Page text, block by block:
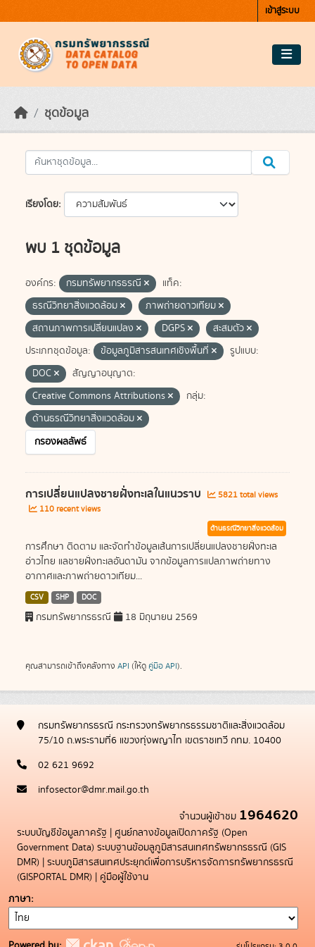
เข้าสู่ระบบ
ชุดข้อมูล
เรียงโดย
พบ 1 ชุดข้อมูล
องค์กร: กรมทรัพยากรธรณี
แท็ค:
ธรณีวิทยาสิ่งแวดล้อม
ภาพถ่ายดาวเทียม
สถานภาพการเปลี่ยนแปลง
DGPS
สะสมตัว
ประเภทชุดข้อมูล:
ข้อมูลภูมิสารสนเทศเชิงพื้นที่
รูปแบบ:
DOC
สัญญาอนุญาต:
Creative Commons Attributions
กลุ่ม:
ด้านธรณีวิทยาสิ่งแวดล้อม
กรองผลลัพธ์
การเปลี่ยนแปลงชายฝั่งทะเลในแนวราบ
5821 total views
110 recent views
ด้านธรณีวิทยาสิ่งแวดล้อม
การศึกษา ติดตาม และจัดทำข้อมูลเส้นการเปลี่ยนแปลงชายฝั่งทะเล
อ่าวไทย แลชายฝั่งทะเลอันดามัน จากข้อมูลการแปลภาพถ่ายทาง
อากาศและภาพถ่ายดาวเทียม...
CSV SHP DOC
กรมทรัพยากรธรณี 18 มิถุนายน 2569
คุณสามารถเข้าถึงคลังทาง API (ให้ดู คู่มือ API).
กรมทรัพยากรธรณี กระทรวงทรัพยากรธรรมชาติและสิ่งแวดล้อม
75/10 ถ.พระรามที่6 แขวงทุ่งพญาไท เขตราชเทวี กทม. 10400
02 621 9692
infosector@dmr.mail.go.th
จำนวนผู้เข้าชม 1964620
ระบบบัญชีข้อมูลภาครัฐ | ศูนย์กลางข้อมูลเปิดภาครัฐ (Open
Government Data) ระบบฐานข้อมลูภูมิสารสนเทศทรัพยากรธรณี (GIS
DMR) | ระบบภูมิสารสนเทศประยุกต์เพื่อการบริหารจัดการทรัพยากรธรณี
(GISPORTAL DMR) | คู่มือผู้ใช้งาน
ภาษา